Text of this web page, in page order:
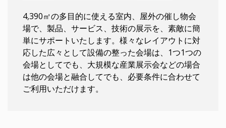
4,390㎡の多目的に使える室内、屋外の催し物会
場で、製品、サービス、技術の展示を、素敵に簡
単にサポートいたします。様々なレイアウトに対
応した広々として設備の整った会場は、1つ1つの
会場としてでも、大規模な産業展示会などの場合
は他の会場と融合してでも、必要条件に合わせて
ご利用いただけます。